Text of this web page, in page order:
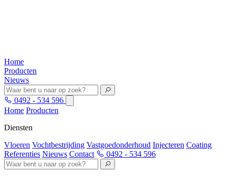
Home
Producten
Nieuws
0492 - 534 596
Home Producten
Diensten
Vloeren Vochtbestrijding Vastgoedonderhoud Injecteren Coating
Referenties Nieuws Contact 0492 - 534 596